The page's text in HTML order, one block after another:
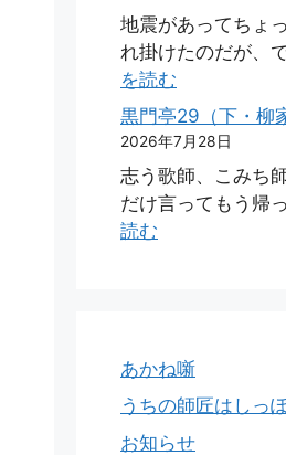
地震があってちょ
れ掛けたのだが、
を読む
黒門亭29（下・柳
2026年7月28日
志う歌師、こみち
だけ言ってもう帰
読む
あかね噺
うちの師匠はしっ
お知らせ